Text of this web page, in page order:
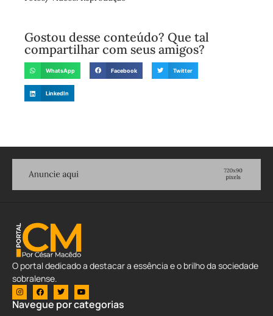
Gostou desse conteúdo? Que tal
compartilhar com seus amigos?
WhatsApp Facebook Twitter
LinkedIn
O portal dedicado a destacar a essência e o brilho da sociedade
sobralense.
Navegue por categorias